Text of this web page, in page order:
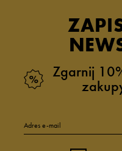
Zgarnij
Adres e-mail